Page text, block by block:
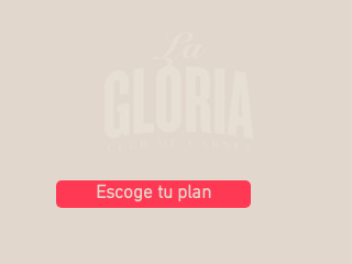
Escoge tu plan